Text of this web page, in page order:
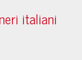
italiani